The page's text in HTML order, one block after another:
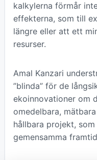
kalkylerna förmår
effekterna, som till
längre eller att ett
resurser.
Amal Kanzari
”blinda” för de
ekoinnovationer om
omedelbara,
hållbara projekt,
gemensamma